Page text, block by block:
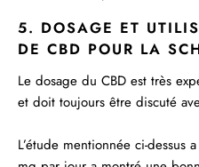
5. DOSAGE ET
DE CBD POUR LA
Le dosage du CBD est très
et doit toujours être discuté
L’étude mentionnée ci-